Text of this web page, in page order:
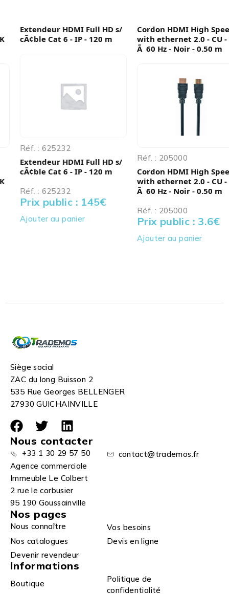
Extendeur HDMI Full HD s/
cÃ¢ble Cat 6 - IP - 120 m
Réf. : 625232
Extendeur HDMI Full HD s/
cÃ¢ble Cat 6 - IP - 120 m
Réf. : 625232
Prix public : 145€
Ajouter au panier
Cordon HDMI High Speed
with ethernet 2.0 - CU - 4K
Ã 60 Hz - Noir - 0.50 m
Réf. : 205000
Cordon HDMI High Speed
with ethernet 2.0 - CU - 4K
Ã 60 Hz - Noir - 0.50 m
Réf. : 205000
Prix public : 3.6 €
Ajouter au panier
Siège social
ZAC du long Buisson 2
535 Rue Georges BELLENGER
27930 GUICHAINVILLE
Nous contacter
+33 1 30 29 57 50
contact@trademos.fr
Agence commerciale
Immeuble Le Colbert
2 rue le corbusier
95 190 Goussainville
Nos pages
Nous connaître
Vos besoins
Nos catalogues
Devis en ligne
Devenir revendeur
Informations
Boutique
Politique de
confidentialité